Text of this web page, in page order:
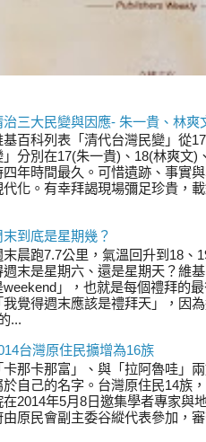
治三大民變與因應- 朱一貴、林爽
基百科列表「清代台灣民變」從
」分別在17(朱一貴)、18(林爽文)
四年時間最久。可惜遺跡、事實
代化。有幸拜謁現場彌足珍貴，
末到底是星期幾？
末晨跑7.7公里，氣溫回升到18、
週末是星期六、還是星期天？維
weekend」，也就是每個禮拜的
我覺得週末應該是禮拜天」，因
...
台灣原住民擴增為16族
卡那卡那富」、與「拉阿魯哇」
於自己的名字。台灣原住民14族
在2014年5月8日邀集學者專家與
由原民會副主委谷縱代表參加，